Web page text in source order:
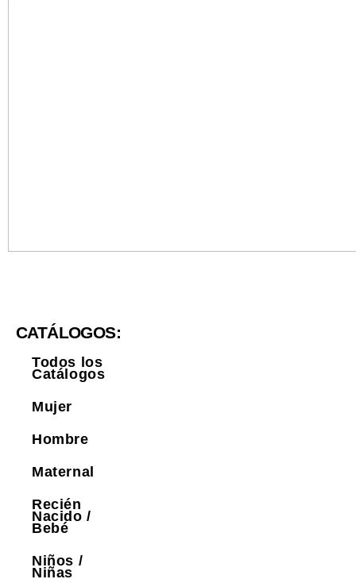
CATÁLOGOS:
Todos los
Catálogos
Mujer
Hombre
Maternal
Recién
Nacido /
Bebé
Niños /
Niñas